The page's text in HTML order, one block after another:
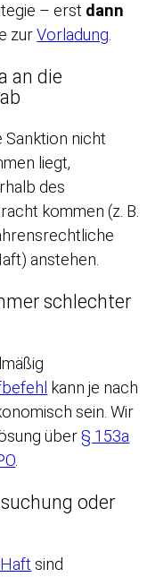
– erst dann
zurVorladung.
an die
Sanktion nicht
liegt,
des
kommen (z. B.
anstehen.
schlechter
kann je nach
sein. Wir
über§ 153a
oder
sind